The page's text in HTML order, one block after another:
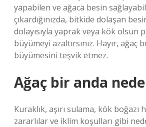
yapabilen ve ağaca besin
çıkardığınızda, bitkide dolaşan
dolayısıyla yaprak veya kök olsun
büyümeyi azaltırsınız. Hayır, ağaç
büyümesini teşvik etmez.
Ağaç bir anda
Kuraklık, aşırı sulama, kök boğazı
zararlılar ve iklim koşulları gibi